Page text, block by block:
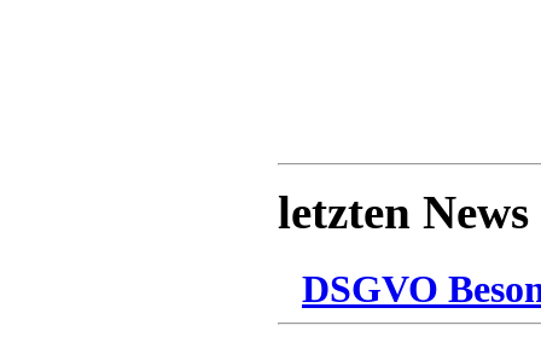
letzten News
DSGVO